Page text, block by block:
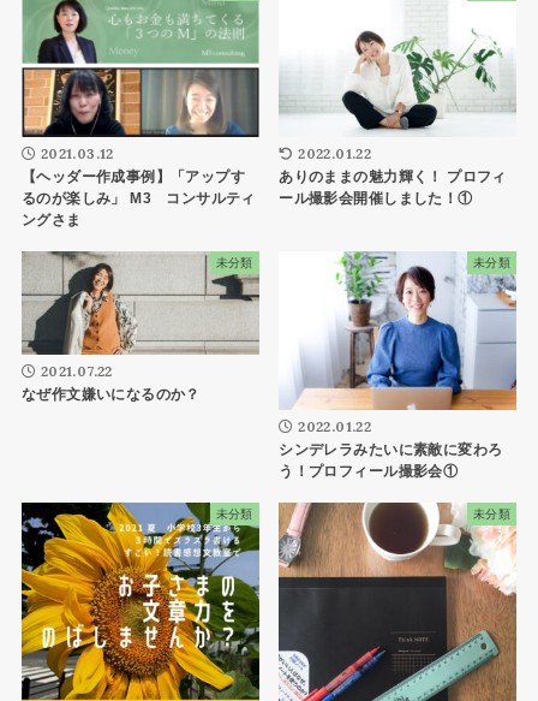
2021.03.12
【ヘッダー作成事例】「アップす
るのが楽しみ」 M3 コンサルティ
ングさま
2022.01.22
ありのままの魅力輝く！ プロフィ
ール撮影会開催しました！①
未分類
2021.07.22
なぜ作文嫌いになるのか？
未分類
2022.01.22
シンデレラみたいに素敵に変わろ
う！プロフィール撮影会①
未分類 未分類